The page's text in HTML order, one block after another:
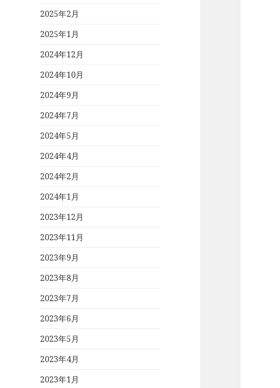
2025年2月
2025年1月
2024年12月
2024年10月
2024年9月
2024年7月
2024年5月
2024年4月
2024年2月
2024年1月
2023年12月
2023年11月
2023年9月
2023年8月
2023年7月
2023年6月
2023年5月
2023年4月
2023年1月